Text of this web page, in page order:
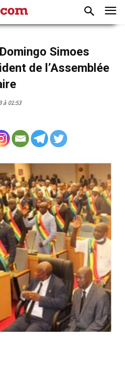
Simoes
de l’Assemblée
à 01:53